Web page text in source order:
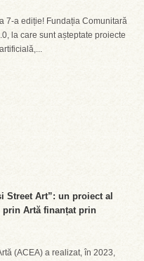
7-a ediție! Fundația Comunitară
la care sunt așteptate proiecte
Street Art”: un proiect al
prin Artă finanțat prin
(ACEA) a realizat, în 2023,